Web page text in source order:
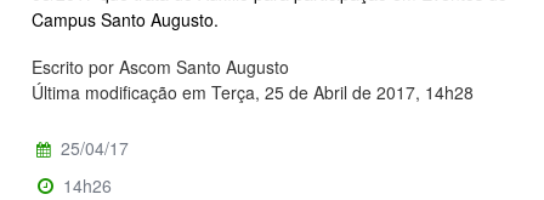
Campus Santo Augusto.
Escrito por Ascom Santo Augusto
Última modificação em Terça, 25 de Abril de 2017, 14h28
25/04/17
14h26